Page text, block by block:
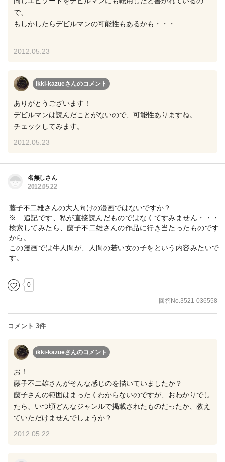
で、
もしかしたらデビルマンの可能性もあるかも・・・
2012.05.23
ikki-kazueさんのコメント
ありがとうございます！
デビルマンは読んだことがないので、可能性ありますね。
チェックしてみます。
2012.05.23
名無しさん
2012.05.22
藤子不二雄さんの大人向けの漫画ではないですか？
※ 追記です、私が直接読んだものではなくてすみません・・・
検索してみたら、藤子不二雄さんの作品に行き当たったものです
から。
この漫画では牛人間が、人間の若い女の子をという内容みたいで
す。
0
回答No.3521-036558
コメント 3件
ikki-kazueさんのコメント
お！
藤子不二雄さんがそんな感じのを描いていましたか？
藤子さんの範囲はまったくわからないのですが、おわかりでし
たら、いつ頃どんなジャンルで掲載されたものだったか、教え
ていただけませんでしょうか？
2012.05.22